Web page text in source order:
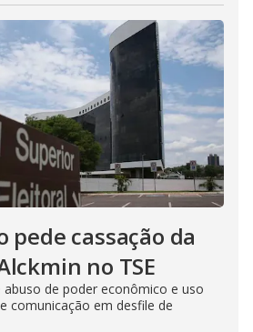
pede cassação da
no TSE
abuso de poder econômico e uso
comunicação em desfile de